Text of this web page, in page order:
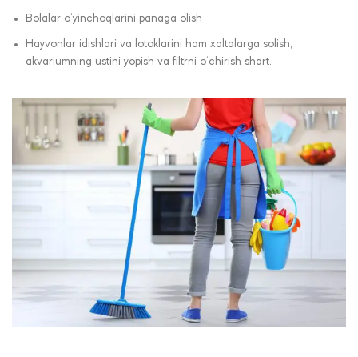
Bolalar o‘yinchoqlarini panaga olish
Hayvonlar idishlari va lotoklarini ham xaltalarga solish,
akvariumning ustini yopish va filtrni o‘chirish shart.